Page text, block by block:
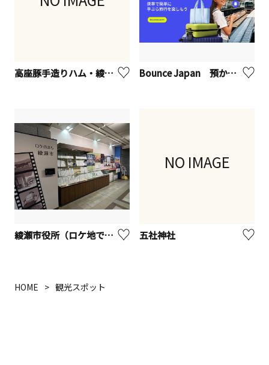
高座豚手造りハム・綾瀬本店 Bounce Japan 預かりサービス
綾瀬市役所（ロケ地で楽しめるまち綾瀬市）
NO IMAGE
五社神社
HOME 観光スポット